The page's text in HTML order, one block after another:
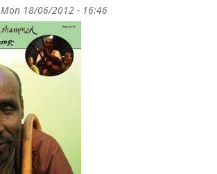
Mon 18/06/2012 - 16:46